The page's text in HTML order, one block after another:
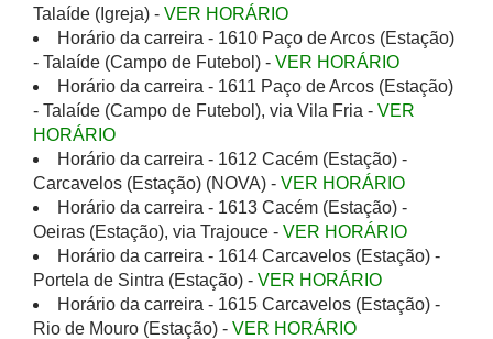
Talaíde (Igreja) - VER HORÁRIO
Horário da carreira - 1610 Paço de Arcos (Estação)
- Talaíde (Campo de Futebol) - VER HORÁRIO
Horário da carreira - 1611 Paço de Arcos (Estação)
- Talaíde (Campo de Futebol), via Vila Fria - VER
HORÁRIO
Horário da carreira - 1612 Cacém (Estação) -
Carcavelos (Estação) (NOVA) - VER HORÁRIO
Horário da carreira - 1613 Cacém (Estação) -
Oeiras (Estação), via Trajouce - VER HORÁRIO
Horário da carreira - 1614 Carcavelos (Estação) -
Portela de Sintra (Estação) - VER HORÁRIO
Horário da carreira - 1615 Carcavelos (Estação) -
Rio de Mouro (Estação) - VER HORÁRIO